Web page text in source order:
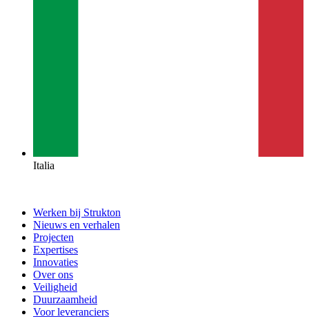
Italia
Werken bij Strukton
Nieuws en verhalen
Projecten
Expertises
Innovaties
Over ons
Veiligheid
Duurzaamheid
Voor leveranciers